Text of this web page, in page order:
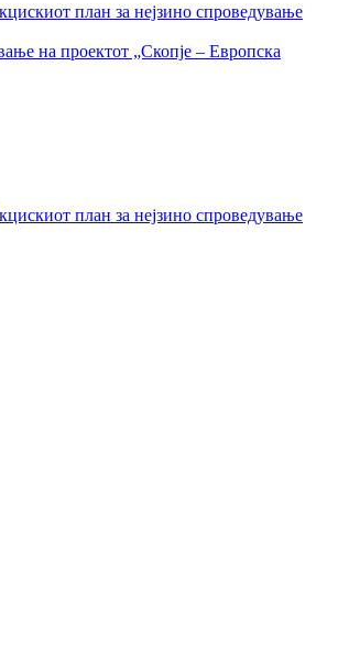
план за нејзино спроведување
на проектот „Скопје – Европска
план за нејзино спроведување